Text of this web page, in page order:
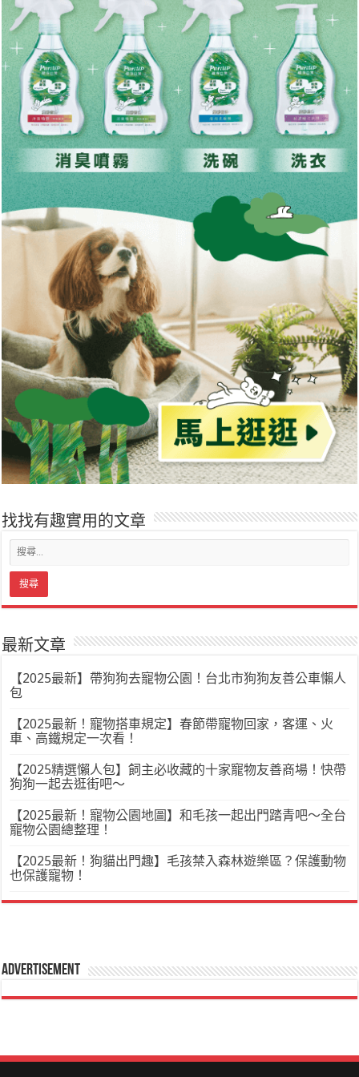
找找有趣實用的文章
最新文章
【2025最新】帶狗狗去寵物公園！台北市狗狗友善公車懶人
包
【2025最新！寵物搭車規定】春節帶寵物回家，客運、火
車、高鐵規定一次看！
【2025精選懶人包】飼主必收藏的十家寵物友善商場！快帶
狗狗一起去逛街吧～
【2025最新！寵物公園地圖】和毛孩一起出門踏青吧～全台
寵物公園總整理！
【2025最新！狗貓出門趣】毛孩禁入森林遊樂區？保護動物
也保護寵物！
Advertisement